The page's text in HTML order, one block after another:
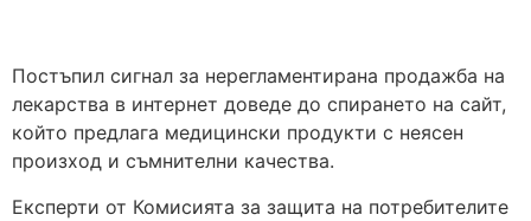
Постъпил сигнал за нерегламентирана продажба на
лекарства в интернет доведе до спирането на сайт,
който предлага медицински продукти с неясен
произход и съмнителни качества.
Експерти от Комисията за защита на потребителите